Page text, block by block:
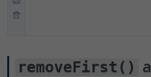
removeFirst() a